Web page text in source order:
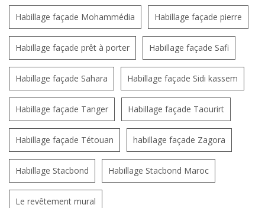
Habillage façade Mohammédia Habillage façade pierre
Habillage façade prêt à porter Habillage façade Safi
Habillage façade Sahara Habillage façade Sidi kassem
Habillage façade Tanger Habillage façade Taourirt
Habillage façade Tétouan habillage façade Zagora
Habillage Stacbond Habillage Stacbond Maroc
Le revêtement mural